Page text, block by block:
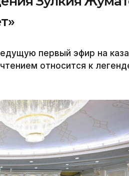
первый эфир на
относится к